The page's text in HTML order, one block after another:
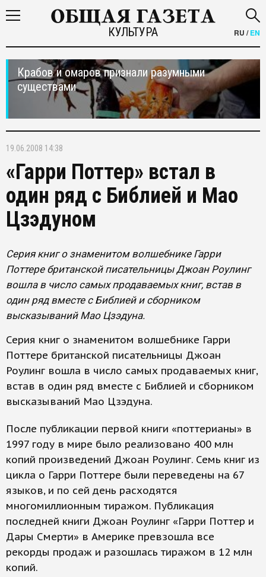
КУЛЬТУРА RU /EN
Крабов и омаров признали разумными
существами
19.06.2008 14:38
«Гарри Поттер» встал в
один ряд с Библией и Мао
Цзэдуном
Серия книг о знаменитом волшебнике Гарри
Поттере британской писательницы Джоан Роулинг
вошла в число самых продаваемых книг, встав в
один ряд вместе с Библией и сборником
высказываний Мао Цзэдуна.
Серия книг о знаменитом волшебнике Гарри
Поттере британской писательницы Джоан
Роулинг вошла в число самых продаваемых книг,
встав в один ряд вместе с Библией и сборником
высказываний Мао Цзэдуна.
После публикации первой книги «поттерианы» в
1997 году в мире было реализовано 400 млн
копий произведений Джоан Роулинг. Семь книг из
цикла о Гарри Поттере были переведены на 67
языков, и по сей день расходятся
многомиллионным тиражом. Публикация
последней книги Джоан Роулинг «Гарри Поттер и
Дары Смерти» в Америке превзошла все
рекорды продаж и разошлась тиражом в 12 млн
копий.